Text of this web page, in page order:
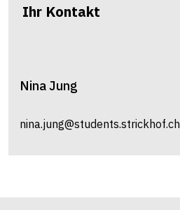
Ihr Kontakt
NinaJung
nina.jung@students.strickhof.ch